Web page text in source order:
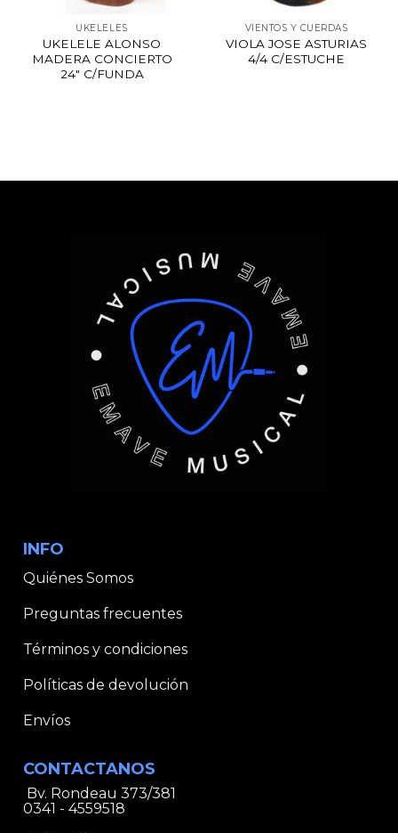
UKELELES
UKELELE ALONSO
MADERA CONCIERTO
24″ C/FUNDA
VIENTOS Y CUERDAS
VIOLA JOSE ASTURIAS
4/4 C/ESTUCHE
INFO
Quiénes Somos
Preguntas frecuentes
Términos y condiciones
Políticas de devolución
Envíos
CONTACTANOS
Bv. Rondeau 373/381
0341 - 4559518